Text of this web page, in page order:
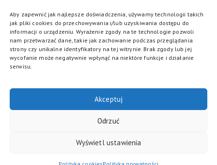
Aby zapewnić jak najlepsze doświadczenia, używamy technologii takich
jak pliki cookies do przechowywania i/lub uzyskiwania dostępu do
informacji o urządzeniu. Wyrażenie zgody na te technologie pozwoli
nam przetwarzać dane, takie jak zachowanie podczas przeglądania
strony czy unikalne identyfikatory na tej witrynie. Brak zgody lub jej
wycofanie może negatywnie wpłynąć na niektóre funkcje i działanie
serwisu.
Akceptuj
Odrzuć
Wyświetl ustawienia
KONTAKT DLA MEDIÓW
media@torsluzewiec.pl
DOŁĄCZ DO NAS
/Regulamin / Polityka prywatności